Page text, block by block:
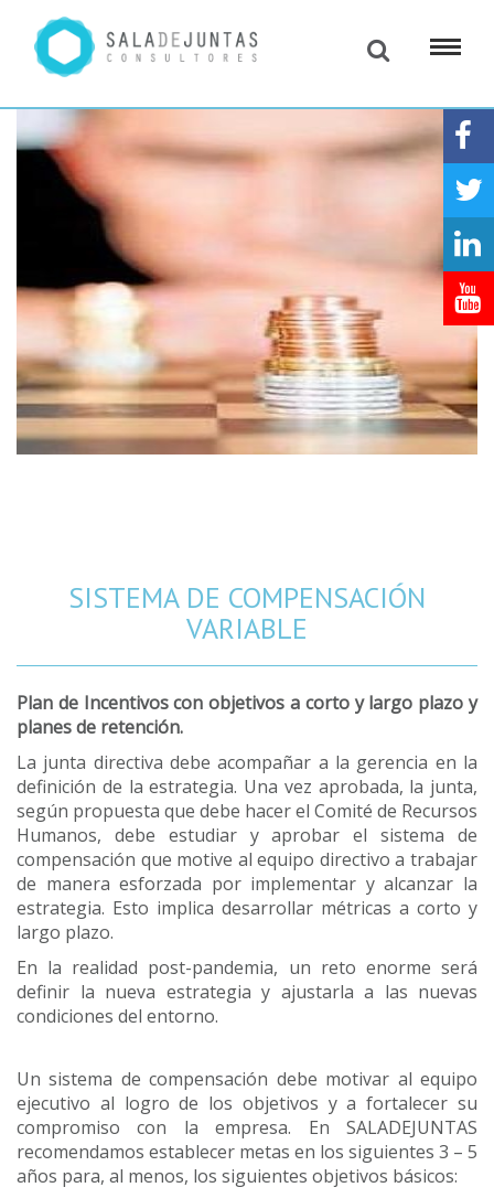
SISTEMA DE COMPENSACIÓN
VARIABLE
Plan de Incentivos con objetivos a corto y largo plazo y
planes de retención.
La junta directiva debe acompañar a la gerencia en la
definición de la estrategia. Una vez aprobada, la junta,
según propuesta que debe hacer el Comité de Recursos
Humanos, debe estudiar y aprobar el sistema de
compensación que motive al equipo directivo a trabajar
de manera esforzada por implementar y alcanzar la
estrategia. Esto implica desarrollar métricas a corto y
largo plazo.
En la realidad post-pandemia, un reto enorme será
definir la nueva estrategia y ajustarla a las nuevas
condiciones del entorno.
Un sistema de compensación debe motivar al equipo
ejecutivo al logro de los objetivos y a fortalecer su
compromiso con la empresa. En SALADEJUNTAS
recomendamos establecer metas en los siguientes 3 – 5
años para, al menos, los siguientes objetivos básicos: